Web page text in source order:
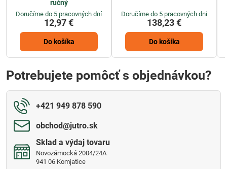
ručný
Doručíme do 5 pracovných dní
12,97 €
Do košíka
Doručíme do 5 pracovných dní
138,23 €
Do košíka
Potrebujete pomôcť s objednávkou?
+421 949 878 590
obchod​@jutro​.sk
Sklad a výdaj tovaru
Novozámocká 2004/24A
941 06 Komjatice